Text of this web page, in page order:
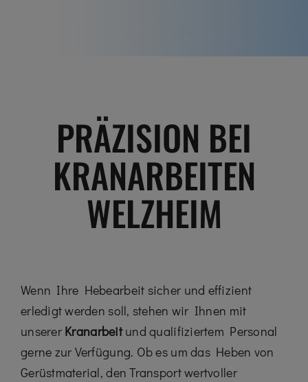
PRÄZISION BEI
KRANARBEITEN
WELZHEIM
Wenn Ihre Hebearbeit sicher und effizient
erledigt werden soll, stehen wir Ihnen mit
unserer Kranarbeitund qualifiziertem Personal
gerne zur Verfügung. Ob es um das Heben von
Gerüstmaterial, den Transport wertvoller